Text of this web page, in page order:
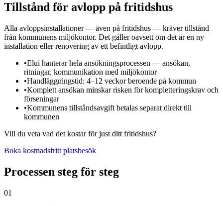
Tillstånd för avlopp på fritidshus
Alla avloppsinstallationer — även på fritidshus — kräver tillstånd
från kommunens miljökontor. Det gäller oavsett om det är en ny
installation eller renovering av ett befintligt avlopp.
•Elui hanterar hela ansökningsprocessen — ansökan,
ritningar, kommunikation med miljökontor
•Handläggningstid: 4–12 veckor beroende på kommun
•Komplett ansökan minskar risken för kompletteringskrav och
förseningar
•Kommunens tillståndsavgift betalas separat direkt till
kommunen
Vill du veta vad det kostar för just ditt fritidshus?
Boka kostnadsfritt platsbesök
Processen steg för steg
01